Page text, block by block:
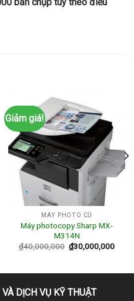
Giảm giá!
MÁY PHOTO CŨ
Máy photocopy Sharp MX-
M314N
₫40,000,000 ₫30,000,000
DỊCH VỤ KỸ THUẬT